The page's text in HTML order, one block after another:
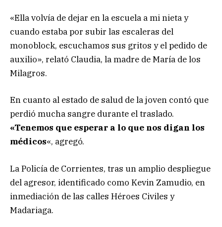
«Ella volvía de dejar en la escuela a mi nieta y
cuando estaba por subir las escaleras del
monoblock, escuchamos sus gritos y el pedido de
auxilio», relató Claudia, la madre de María de los
Milagros.
En cuanto al estado de salud de la joven contó que
perdió mucha sangre durante el traslado.
«Tenemos que esperar a lo que nos digan los
médicos«, agregó.
La Policía de Corrientes, tras un amplio despliegue
del agresor, identificado como Kevin Zamudio, en
inmediación de las calles Héroes Civiles y
Madariaga.